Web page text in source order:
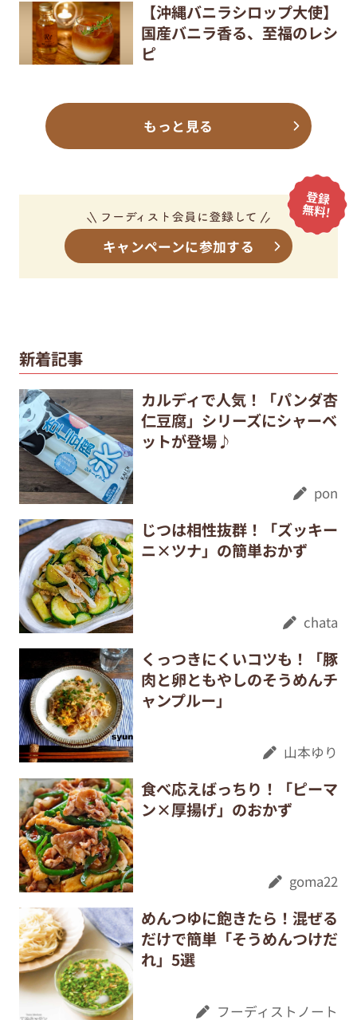
【沖縄バニラシロップ大使】
国産バニラ香る、至福のレシ
ピ
もっと見る
キャンペーンに参加する
新着記事
カルディで人気！「パンダ杏
仁豆腐」シリーズにシャーベ
ットが登場♪
pon
じつは相性抜群！「ズッキー
ニ×ツナ」の簡単おかず
chata
くっつきにくいコツも！「豚
肉と卵ともやしのそうめんチ
ャンプルー」
山本ゆり
食べ応えばっちり！「ピーマ
ン×厚揚げ」のおかず
goma22
めんつゆに飽きたら！混ぜる
だけで簡単「そうめんつけだ
れ」5選
フーディストノート